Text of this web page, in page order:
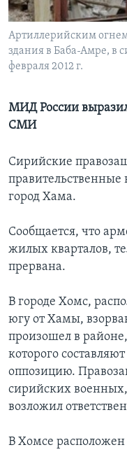
Learning English
СОЦИАЛЬНЫЕ СЕТИ
Языки
Артиллерийским
здания в Баба-Амре, в
февраля 2012 г.
МИД России
СМИ
Сирийские
правительственные
город Хама.
Сообщается, что
жилых кварталов,
прервана.
В городе Хомс,
югу от Хамы,
произошел в
которого
оппозицию.
сирийских
возложил
В Хомсе